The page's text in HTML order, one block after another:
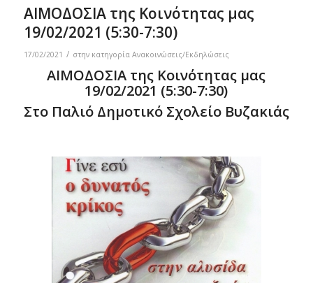
ΑΙΜΟΔΟΣΙΑ της Κοινότητας μας
19/02/2021 (5:30-7:30)
17/02/2021 / στην κατηγορία Ανακοινώσεις/Εκδηλώσεις
ΑΙΜΟΔΟΣΙΑ της Κοινότητας μας
19/02/2021 (5:30-7:30)
Στο Παλιό Δημοτικό Σχολείο Βυζακιάς